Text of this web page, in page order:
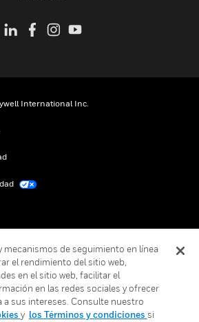
International Inc.
mecanismos de seguimiento en línea
el rendimiento del sitio web,
en el sitio web, facilitar el
en las redes sociales y ofrecer
a sus intereses. Consulte nuestro
y los Términos y condiciones si